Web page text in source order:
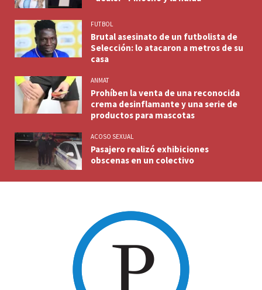
FUTBOL
Brutal asesinato de un futbolista de
Selección: lo atacaron a metros de su
casa
ANMAT
Prohíben la venta de una reconocida
crema desinflamante y una serie de
productos para mascotas
ACOSO SEXUAL
Pasajero realizó exhibiciones
obscenas en un colectivo